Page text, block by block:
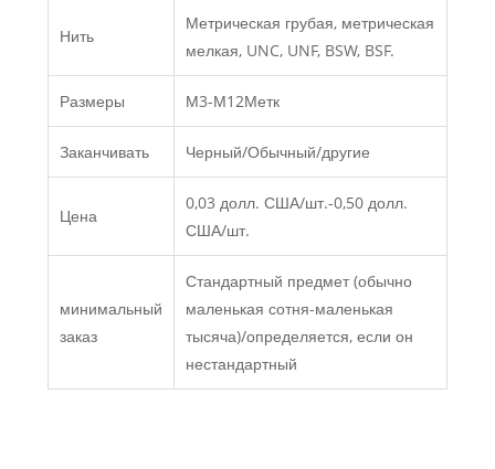
Нить
Метрическая грубая, метрическая
мелкая, UNC, UNF, BSW, BSF.
Размеры М3-М12Метк
Заканчивать Черный/Обычный/другие
Цена
0,03 долл. США/шт.-0,50 долл.
США/шт.
минимальный
заказ
Стандартный предмет (обычно
маленькая сотня-маленькая
тысяча)/определяется, если он
нестандартный